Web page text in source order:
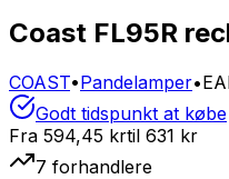
Coast FL95R
COAST•Pandelamper•
Godt tidspunkt at købe
Fra 594,45 krtil 631 kr
7 forhandlere